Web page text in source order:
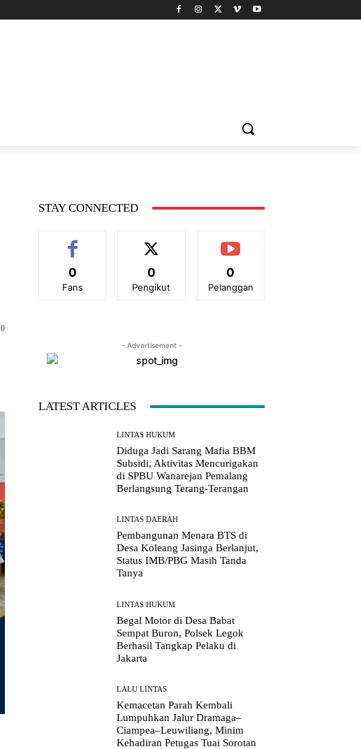
0
STAY CONNECTED
0
Fans
0
Pengikut
0
Pelanggan
- Advertisement -
LATEST ARTICLES
LINTAS HUKUM
Diduga Jadi Sarang Mafia BBM
Subsidi, Aktivitas Mencurigakan
di SPBU Wanarejan Pemalang
Berlangsung Terang-Terangan
LINTAS DAERAH
Pembangunan Menara BTS di
Desa Koleang Jasinga Berlanjut,
Status IMB/PBG Masih Tanda
Tanya
LINTAS HUKUM
Begal Motor di Desa Babat
Sempat Buron, Polsek Legok
Berhasil Tangkap Pelaku di
Jakarta
LALU LINTAS
Kemacetan Parah Kembali
Lumpuhkan Jalur Dramaga–
Ciampea–Leuwiliang, Minim
Kehadiran Petugas Tuai Sorotan